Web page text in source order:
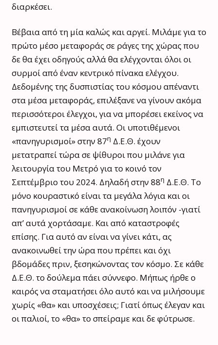
διαρκέσει.
Βέβαια από τη μία καλώς και αργεί. Μιλάμε για το
πρώτο μέσο μεταφοράς σε ράγες της χώρας που
δε θα έχει οδηγούς αλλά θα ελέγχονται όλοι οι
συρμοί από έναν κεντρικό πίνακα ελέγχου.
Δεδομένης της δυσπιστίας του κόσμου απέναντι
στα μέσα μεταφοράς, επιλέξανε να γίνουν ακόμα
περισσότεροι έλεγχοι, για να μπορέσει εκείνος να
εμπιστευτεί τα μέσα αυτά. Οι υποτιθέμενοι
«πανηγυρισμοί» στην 87η Δ.Ε.Θ. έχουν
μετατραπεί τώρα σε ψίθυροι που μιλάνε για
λειτουργία του Μετρό για το κοινό τον
Σεπτέμβριο του 2024. Δηλαδή στην 88η Δ.Ε.Θ. Το
μόνο κουραστικό είναι τα μεγάλα λόγια και οι
πανηγυρισμοί σε κάθε ανακοίνωση λοιπόν -γιατί
απ’ αυτά χορτάσαμε. Και από καταστροφές
επίσης. Για αυτό αν είναι να γίνει κάτι, ας
ανακοινωθεί την ώρα που πρέπει και όχι
βδομάδες πριν, ξεσηκώνοντας τον κόσμο. Σε κάθε
Δ.Ε.Θ. το δούλεμα πάει σύννεφο. Μήπως ήρθε ο
καιρός να σταματήσει όλο αυτό και να μιλήσουμε
χωρίς «θα» και υποσχέσεις; Γιατί όπως έλεγαν και
οι παλιοί, το «θα» το σπείραμε και δε φύτρωσε.